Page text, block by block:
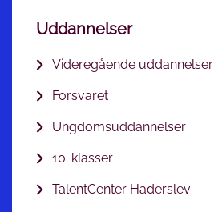
Uddannelser
Videregående uddannelser
Forsvaret
Ungdomsuddannelser
10. klasser
TalentCenter Haderslev